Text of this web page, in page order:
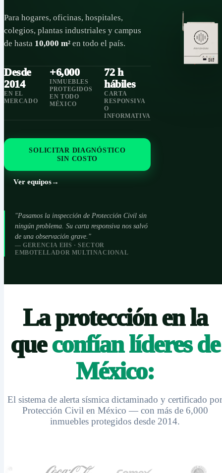
¿Cómo funciona?
Preguntas frecuentes
Contacto
Portal de Clientes
Para hogares, oficinas, hospitales,
colegios, plantas industriales y campus
de hasta 10,000 m² en todo el país.
Desde
2014
EN EL
MERCADO
+6,000
INMUEBLES
PROTEGIDOS
EN TODO
MÉXICO
72 h
hábiles
CARTA
RESPONSIVA
O
INFORMATIVA
SOLICITAR DIAGNÓSTICO
SIN COSTO
Ver equipos→
"Pasamos la inspección de Protección Civil sin
ningún problema. Su carta responsiva nos salvó
de una observación grave."
— GERENCIA EHS · SECTOR
EMBOTELLADOR MULTINACIONAL
La protección en la
queconfían líderes de
México:
El sistema de alerta sísmica dictaminado y certificado por
Protección Civil en México — con más de 6,000
inmuebles protegidos desde 2014.